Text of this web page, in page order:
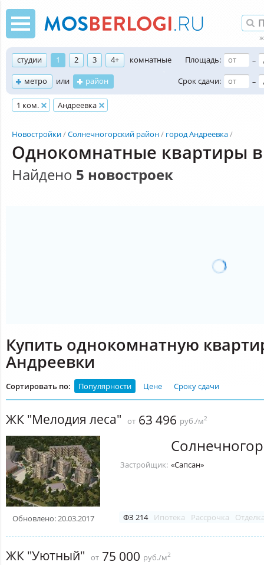
студии 1 2 3 4+
комнатные
метро
или район
Площадь:
–
Срок сдачи:
–
1 ком. Андреевка
Новостройки Солнечногорский район город Андреевка
Однокомнатные квартиры
Найдено 5 новостроек
Купить однокомнатную
Андреевки
Сортировать по: Популярности Цене Сроку сдачи
ЖК "Мелодия леса" от 63 496 руб./м2
Обновлено: 20.03.2017
Застройщик: «Сапсан»
ФЗ 214 Ипотека Рассрочка
ЖК "Уютный" от 75 000 руб./м2